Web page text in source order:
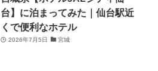
台】に泊まってみた｜仙台駅近
くで便利なホテル
2026年7月5日 宮城